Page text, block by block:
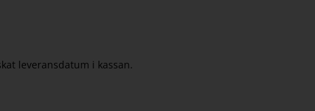
leveransdatum i kassan.